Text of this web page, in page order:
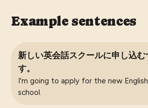
Example sentences
新しい英会話スクールに申し込む
す。
I'm going to apply for the new
school.